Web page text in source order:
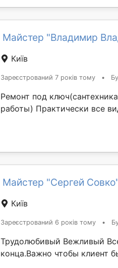
Майстер "Владимир
Київ
Зареєстрований 7 років тому •
Ремонт под
работы) Практически все
Майстер "Сергей
Київ
Зареєстрований 6 років тому •
Трудолюбивый Вежливый
конца.Важно чтобы клиент